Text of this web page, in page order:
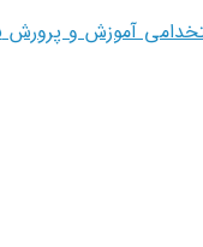
آموزش و پرورش 1405